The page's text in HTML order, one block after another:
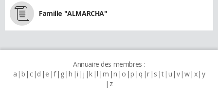
Famille "ALMARCHA"
Annuaire des membres :
a b c d e f g h i j k l m n o p q r s t u v w x y
z